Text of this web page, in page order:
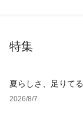
特集
夏らしさ、足りて
2026/8/7